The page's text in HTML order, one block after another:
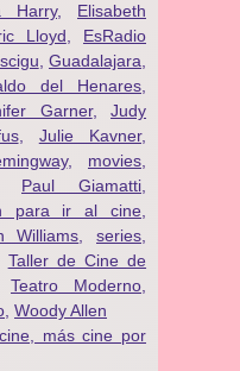
Harry, Elisabeth
Lloyd
EsRadio
,Guadalajara
del Henares
Garner,Judy
, Julie Kavner,
, movies
Paul Giamatti
para ir al cine
Williams series
Taller de Cine de
Teatro Moderno
Woody Allen
más cine por